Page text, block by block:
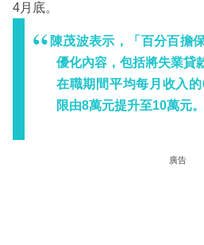
4月底。
陳茂波表示，「百分百擔
優化內容，包括將失業貸
在職期間平均每月收入
限由8萬元提升至10萬元。
廣告